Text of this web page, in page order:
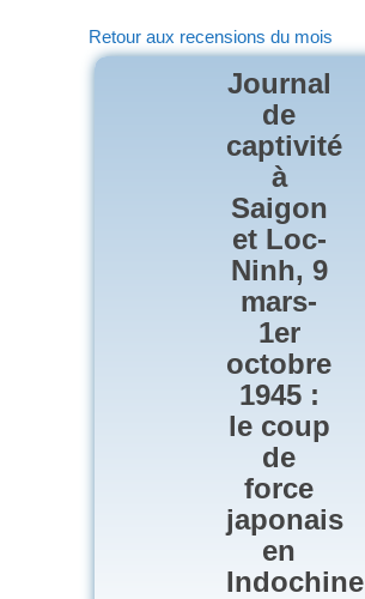
Retour aux recensions du mois
Journal
de
captivité
à
Saigon
et Loc-
Ninh, 9
mars-
1er
octobre
1945 :
le coup
de
force
japonais
en
Indochine